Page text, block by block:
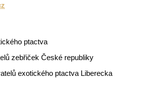
ptactva
zebřiček České republiky
exotického ptactva Liberecka